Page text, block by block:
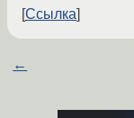
Ссылка
←